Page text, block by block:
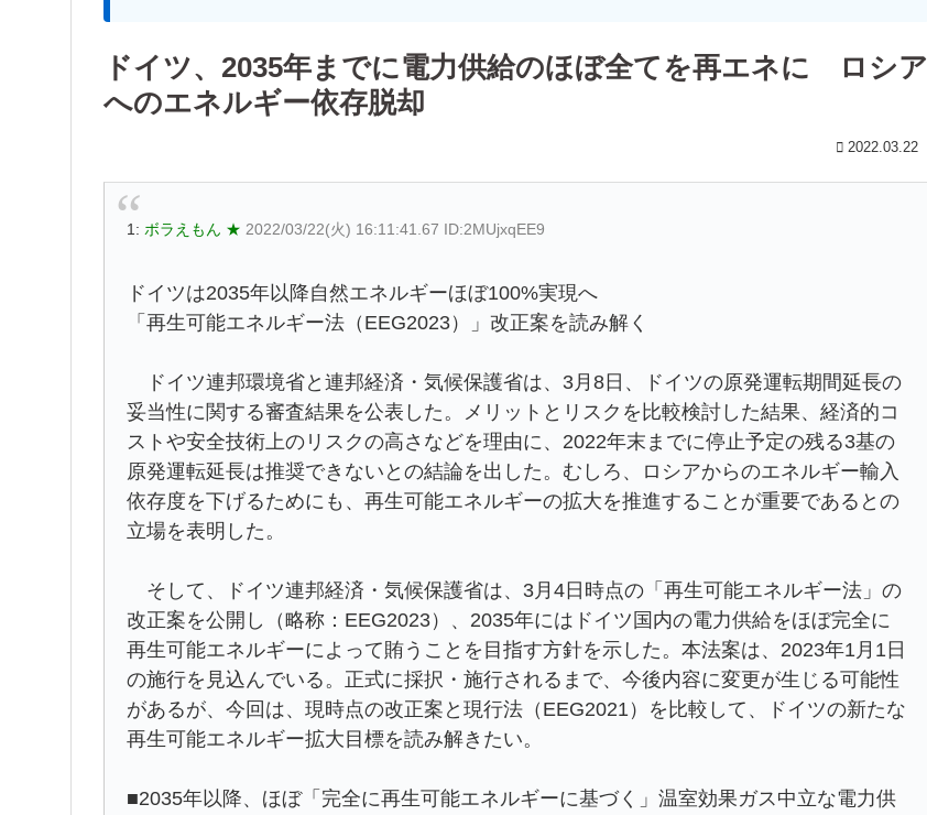
ドイツ、2035年までに電力供給のほぼ全てを再エネに ロシア
へのエネルギー依存脱却
2022.03.22
1: ボラえもん ★ 2022/03/22(火) 16:11:41.67 ID:2MUjxqEE9
ドイツは2035年以降自然エネルギーほぼ100%実現へ
「再生可能エネルギー法（EEG2023）」改正案を読み解く
ドイツ連邦環境省と連邦経済・気候保護省は、3月8日、ドイツの原発運転期間延長の
妥当性に関する審査結果を公表した。メリットとリスクを比較検討した結果、経済的コ
ストや安全技術上のリスクの高さなどを理由に、2022年末までに停止予定の残る3基の
原発運転延長は推奨できないとの結論を出した。むしろ、ロシアからのエネルギー輸入
依存度を下げるためにも、再生可能エネルギーの拡大を推進することが重要であるとの
立場を表明した。
そして、ドイツ連邦経済・気候保護省は、3月4日時点の「再生可能エネルギー法」の
改正案を公開し（略称：EEG2023）、2035年にはドイツ国内の電力供給をほぼ完全に
再生可能エネルギーによって賄うことを目指す方針を示した。本法案は、2023年1月1日
の施行を見込んでいる。正式に採択・施行されるまで、今後内容に変更が生じる可能性
があるが、今回は、現時点の改正案と現行法（EEG2021）を比較して、ドイツの新たな
再生可能エネルギー拡大目標を読み解きたい。
■2035年以降、ほぼ「完全に再生可能エネルギーに基づく」温室効果ガス中立な電力供